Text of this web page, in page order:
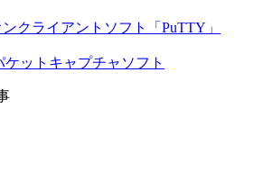
クライアントソフト「PuTTY」
ケットキャプチャソフト